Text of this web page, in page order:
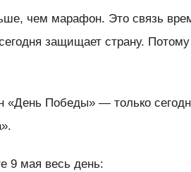
чем марафон. Это связь
защищает страну.
«День Победы» — только
9 мая весь день: